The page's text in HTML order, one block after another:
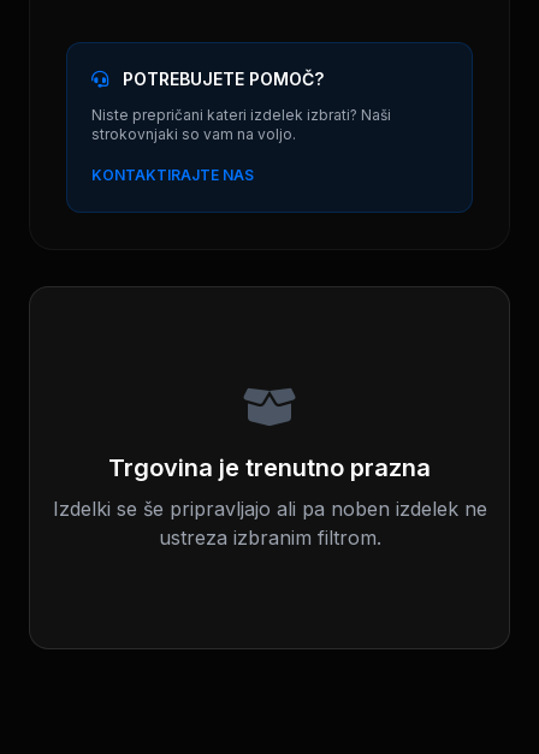
POTREBUJETE POMOČ?
Niste prepričani kateri izdelek izbrati? Naši
strokovnjaki so vam na voljo.
KONTAKTIRAJTE NAS
Trgovina je trenutno prazna
Izdelki se še pripravljajo ali pa noben izdelek ne
ustreza izbranim filtrom.